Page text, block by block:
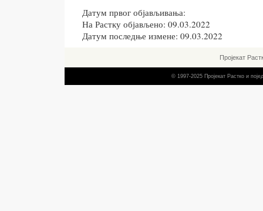
Датум првог објављивања:
На Растку објављено: 09.03.2022
Датум последње измене: 09.03.2022
Пројекат
© 1997-2025 Пројекат Растко и